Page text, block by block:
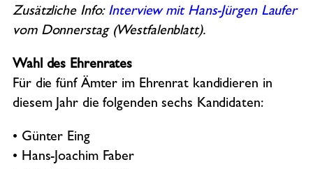
Zusätzliche Info: Interview mit Hans-Jürgen Laufer
vom Donnerstag (Westfalenblatt).
Wahl des Ehrenrates
Für die fünf Ämter im Ehrenrat kandidieren in
diesem Jahr die folgenden sechs Kandidaten:
• Günter Eing
• Hans-Joachim Faber